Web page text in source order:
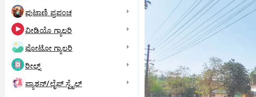
ಪುಟಾಣಿ ಪ್ರಪಂಚ
ವೀಡಿಯೊ ಗ್ಯಾಲರಿ
ಫೋಟೋ ಗ್ಯಾಲರಿ
ರೀಲ್ಸ್
ಫ್ಯಾಶನ್/ಲೈಫ್‌ ಸ್ಟೈಲ್